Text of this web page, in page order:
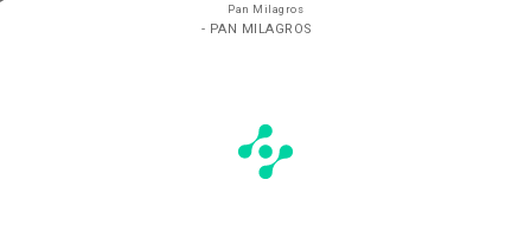
Pan Milagros
- PAN MILAGROS